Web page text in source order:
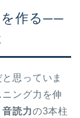
を作る──
思っていま
ング力を伸
読力の3本柱